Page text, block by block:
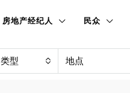
房地产经纪人 民众
类型